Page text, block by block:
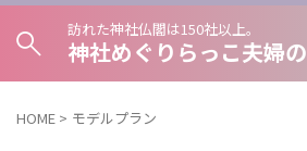
訪れた神社仏閣は150社以上。
神社めぐりらっこ夫婦
HOME > モデルプラン